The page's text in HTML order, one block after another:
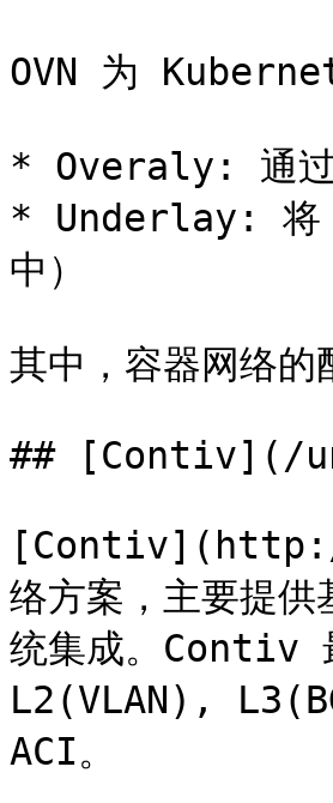
OVN 为
* Overaly: 通
* Underlay: 将
中）
其中，容器网络
## [Contiv](/
络方案，主要提
统集成。Contiv
L2(VLAN),
ACI。